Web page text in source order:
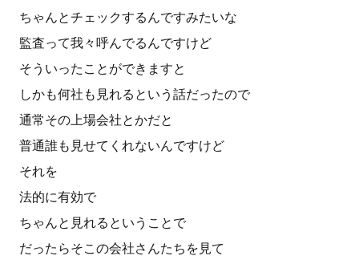
ちゃんとチェックするんですみたいな
監査って我々呼んでるんですけど
そういったことができますと
しかも何社も見れるという話だったので
通常その上場会社とかだと
普通誰も見せてくれないんですけど
それを
法的に有効で
ちゃんと見れるということで
だったらそこの会社さんたちを見て